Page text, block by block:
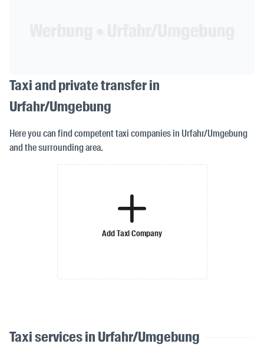
Taxi and private transfer in
Urfahr/Umgebung
Here you can find competent taxi companies in Urfahr/Umgebung
and the surrounding area.
Add Taxi Company
Taxi services in Urfahr/Umgebung